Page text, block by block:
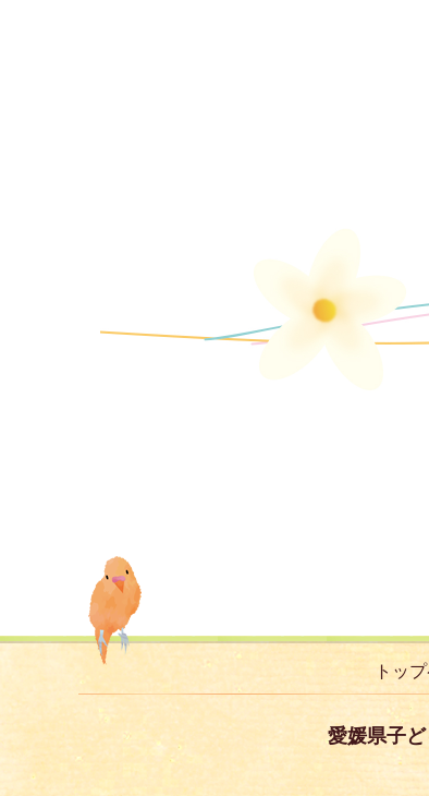
トッ
愛媛県子